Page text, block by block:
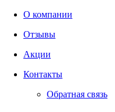
О компании
Отзывы
Акции
Контакты
Обратная связь